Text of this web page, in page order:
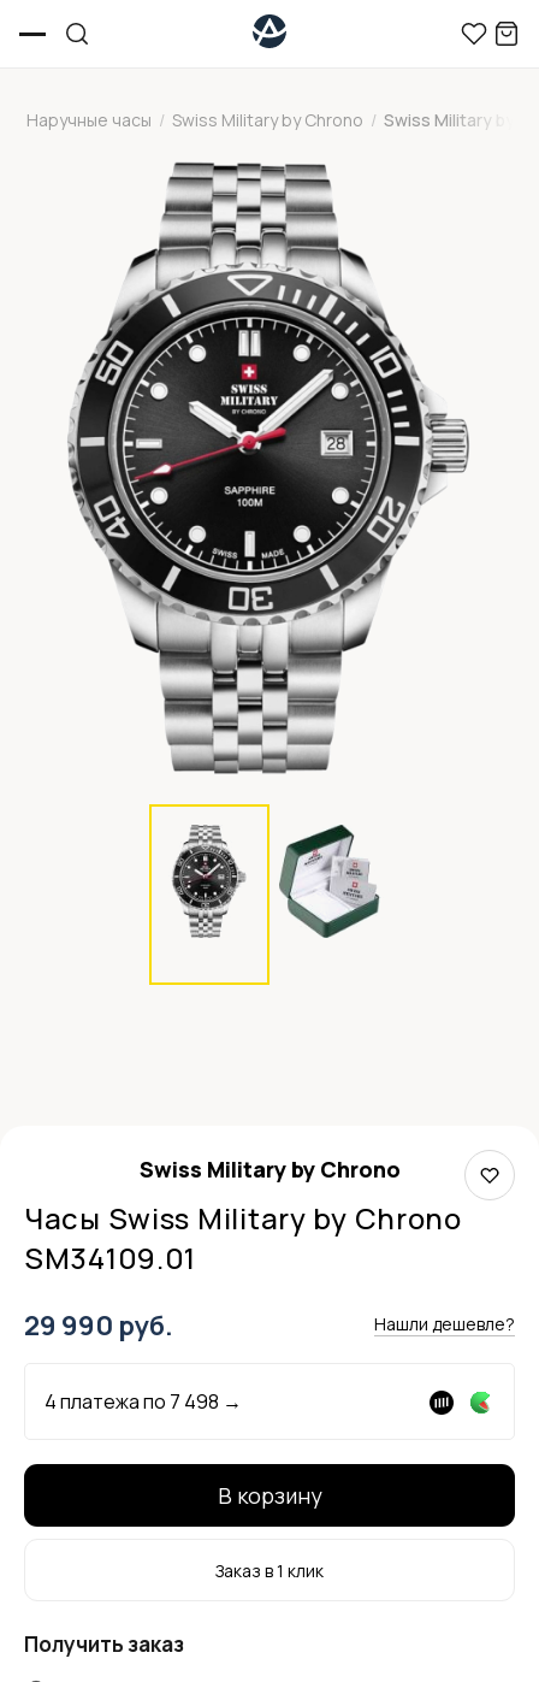
Наручные часы / Swiss Military by Chrono / Swiss Military by
Swiss Military by Chrono
Часы Swiss Military by Chrono
SM34109.01
29 990 руб. Нашли дешевле?
4 платежа по 7 498 →
В корзину
Заказ в 1 клик
Получить заказ